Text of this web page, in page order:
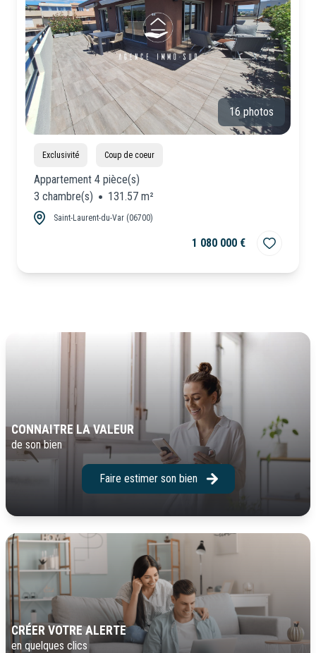
16 photos
Exclusivité Coup de coeur
Appartement 4 pièce(s)
3 chambre(s)
131.57 m²
Saint-Laurent-du-Var (06700)
1 080 000 €
CONNAITRE LA VALEUR
de son bien
Faire estimer son bien
CRÉER VOTRE ALERTE
en quelques clics